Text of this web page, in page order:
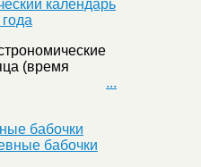
(время
...
бабочки